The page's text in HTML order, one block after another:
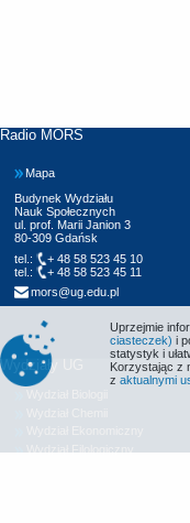
Radio MORS
Mapa
Budynek Wydziału
Nauk Społecznych
ul. prof. Marii Janion 3
80-309 Gdańsk
tel.:
+ 48 58 523 45 10
tel.:
+ 48 58 523 45 11
mors@ug.edu.pl
Wydziały UG
Uprzejmie
ciasteczek) i
statystyk i
Korzystając z
z aktualnymi